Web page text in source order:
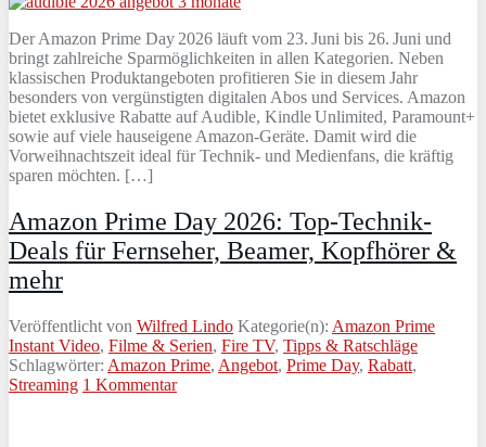
Der Amazon Prime Day 2026 läuft vom 23. Juni bis 26. Juni und
bringt zahlreiche Sparmöglichkeiten in allen Kategorien. Neben
klassischen Produktangeboten profitieren Sie in diesem Jahr
besonders von vergünstigten digitalen Abos und Services. Amazon
bietet exklusive Rabatte auf Audible, Kindle Unlimited, Paramount+
sowie auf viele hauseigene Amazon-Geräte. Damit wird die
Vorweihnachtszeit ideal für Technik- und Medienfans, die kräftig
sparen möchten. […]
Amazon Prime Day 2026: Top-Technik-
Deals für Fernseher, Beamer, Kopfhörer &
mehr
Veröffentlicht von Wilfred Lindo Kategorie(n): Amazon Prime
Instant Video, Filme & Serien, Fire TV, Tipps & Ratschläge
Schlagwörter: Amazon Prime, Angebot, Prime Day, Rabatt,
Streaming 1 Kommentar